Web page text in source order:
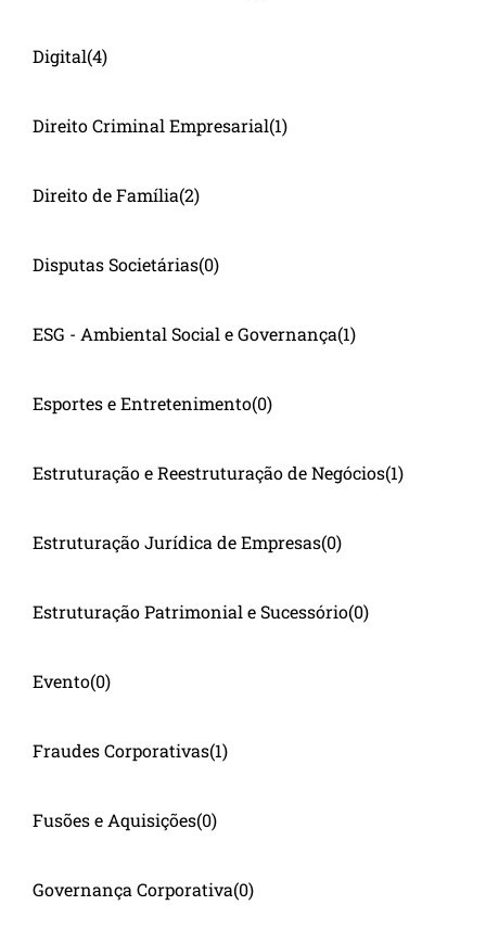
Digital(4)
Direito Criminal Empresarial(1)
Direito de Família(2)
Disputas Societárias(0)
ESG - Ambiental Social e Governança(1)
Esportes e Entretenimento(0)
Estruturação e Reestruturação de Negócios(1)
Estruturação Jurídica de Empresas(0)
Estruturação Patrimonial e Sucessório(0)
Evento(0)
Fraudes Corporativas(1)
Fusões e Aquisições(0)
Governança Corporativa(0)